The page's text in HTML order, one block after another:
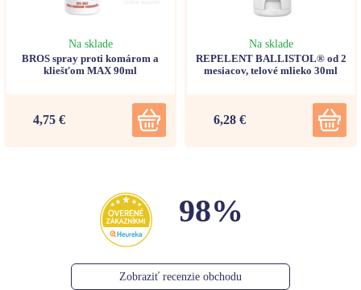
Na sklade
BROS spray proti komárom a
kliešťom MAX 90ml
4,75 €
Na sklade
REPELENT BALLISTOL® od 2
mesiacov, telové mlieko 30ml
6,28 €
98%
Zobraziť recenzie obchodu